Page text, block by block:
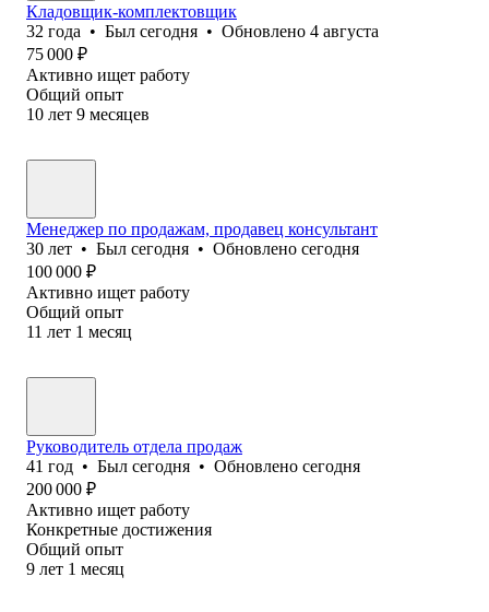
Кладовщик-комплектовщик
32 года • Был сегодня • Обновлено 4 августа
75 000 ₽
Активно ищет работу
Общий опыт
10 лет 9 месяцев
Менеджер по продажам, продавец консультант
30 лет • Был сегодня • Обновлено сегодня
100 000 ₽
Активно ищет работу
Общий опыт
11 лет 1 месяц
Руководитель отдела продаж
41 год • Был сегодня • Обновлено сегодня
200 000 ₽
Активно ищет работу
Конкретные достижения
Общий опыт
9 лет 1 месяц